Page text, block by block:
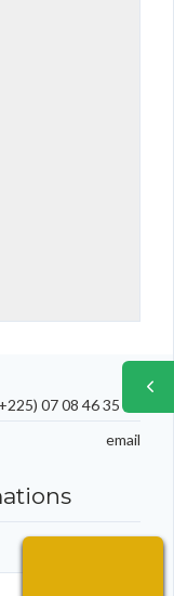
07 08 46 35 14
email